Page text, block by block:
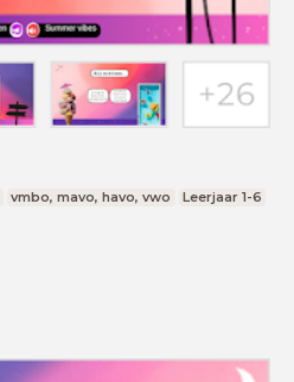
vmbo, mavo, havo, vwo Leerjaar 1-6